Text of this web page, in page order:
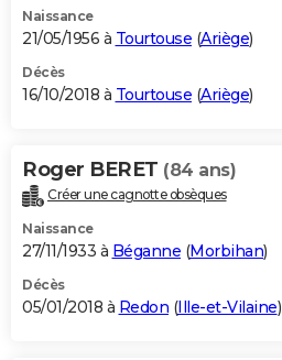
Naissance
21/05/1956 à Tourtouse (Ariège)
Décès
16/10/2018 à Tourtouse (Ariège)
Roger BERET (84 ans)
Créer une cagnotte obsèques
Naissance
27/11/1933 à Béganne (Morbihan)
Décès
05/01/2018 à Redon (Ille-et-Vilaine)